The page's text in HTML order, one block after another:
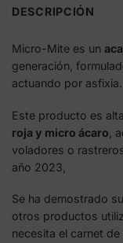
DESCRIPCIÓN
Micro-Mite es un
generación,
actuando por asfixia.
Este producto es
roja y micro ácaro ,
voladores o
año 2023,
Se ha demostrado
otros productos
necesita el carnet